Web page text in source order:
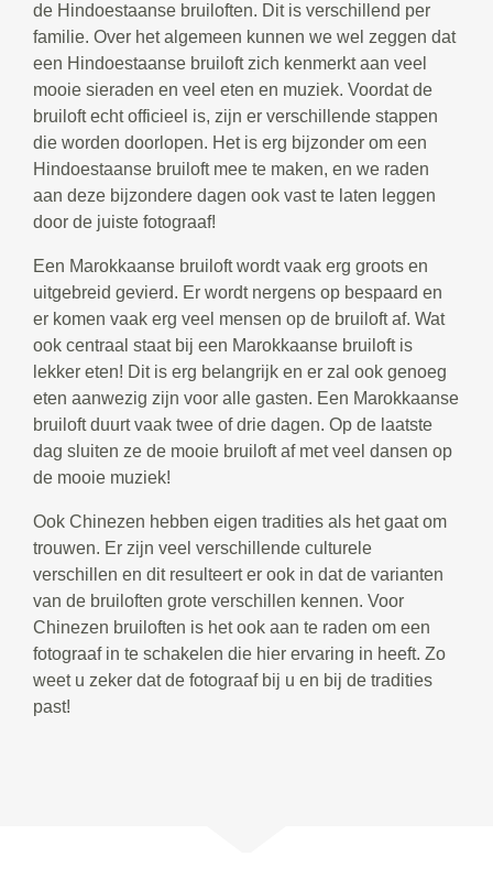
de Hindoestaanse bruiloften. Dit is verschillend per
familie. Over het algemeen kunnen we wel zeggen dat
een Hindoestaanse bruiloft zich kenmerkt aan veel
mooie sieraden en veel eten en muziek. Voordat de
bruiloft echt officieel is, zijn er verschillende stappen
die worden doorlopen. Het is erg bijzonder om een
Hindoestaanse bruiloft mee te maken, en we raden
aan deze bijzondere dagen ook vast te laten leggen
door de juiste fotograaf!
Een Marokkaanse bruiloft wordt vaak erg groots en
uitgebreid gevierd. Er wordt nergens op bespaard en
er komen vaak erg veel mensen op de bruiloft af. Wat
ook centraal staat bij een Marokkaanse bruiloft is
lekker eten! Dit is erg belangrijk en er zal ook genoeg
eten aanwezig zijn voor alle gasten. Een Marokkaanse
bruiloft duurt vaak twee of drie dagen. Op de laatste
dag sluiten ze de mooie bruiloft af met veel dansen op
de mooie muziek!
Ook Chinezen hebben eigen tradities als het gaat om
trouwen. Er zijn veel verschillende culturele
verschillen en dit resulteert er ook in dat de varianten
van de bruiloften grote verschillen kennen. Voor
Chinezen bruiloften is het ook aan te raden om een
fotograaf in te schakelen die hier ervaring in heeft. Zo
weet u zeker dat de fotograaf bij u en bij de tradities
past!